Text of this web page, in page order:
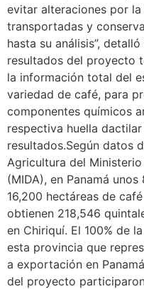
evitar alteraciones por
transportadas y
hasta su análisis”,
resultados del proyecto
la información total del
variedad de café, para
componentes químicos
respectiva huella
resultados.Según datos
Agricultura del
(MIDA), en Panamá
16,200 hectáreas de
obtienen 218,546
en Chiriquí. El 100% de
esta provincia que
a exportación en
del proyecto